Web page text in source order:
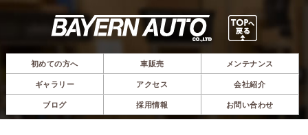
初めての方へ 車販売 メンテナンス
ギャラリー アクセス 会社紹介
ブログ 採用情報 お問い合わせ